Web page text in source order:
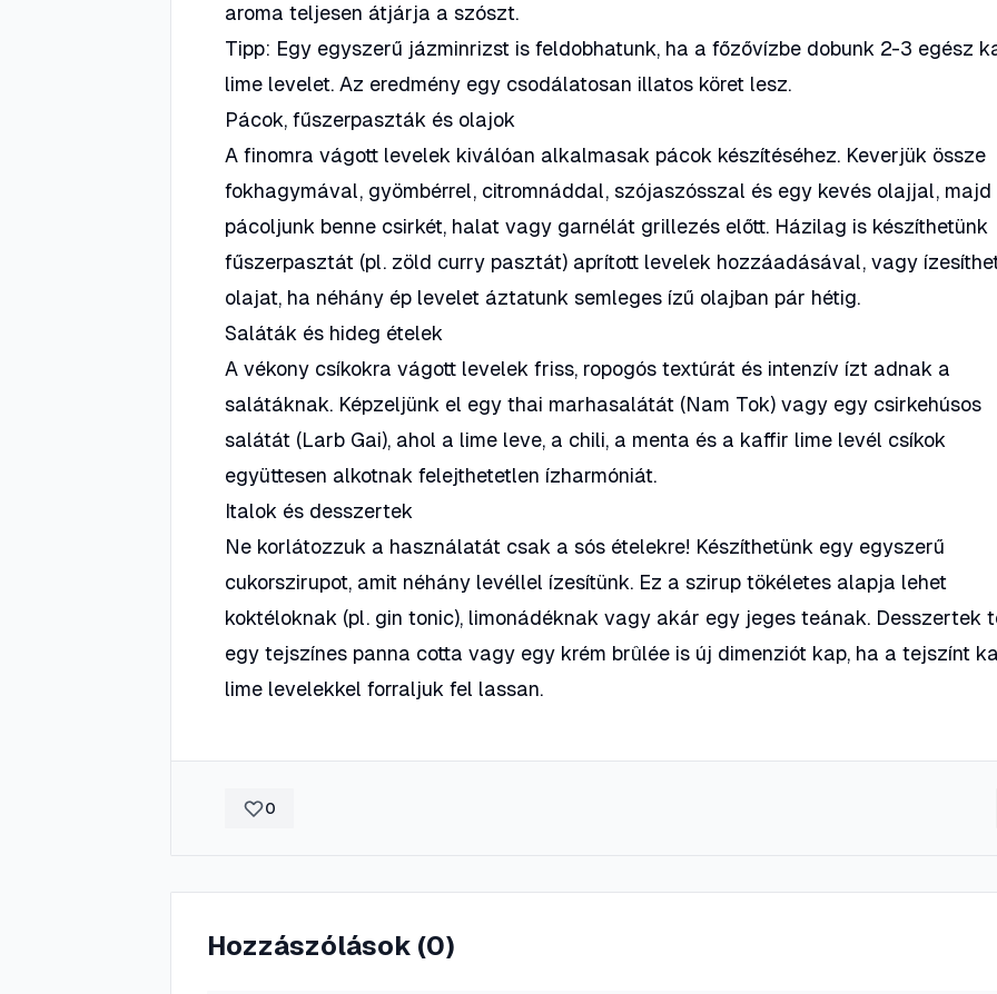
aroma teljesen átjárja a szószt.
Tipp: Egy egyszerű jázminrizst is feldobhatunk, ha a főzővízbe dobunk 2-3 egész
lime levelet. Az eredmény egy csodálatosan illatos köret lesz.
Pácok, fűszerpaszták és olajok
A finomra vágott levelek kiválóan alkalmasak pácok készítéséhez. Keverjük össze
fokhagymával, gyömbérrel, citromnáddal, szójaszósszal és egy kevés olajjal, majd
pácoljunk benne csirkét, halat vagy garnélát grillezés előtt. Házilag is készíthetünk
fűszerpasztát (pl. zöld curry pasztát) aprított levelek hozzáadásával, vagy
olajat, ha néhány ép levelet áztatunk semleges ízű olajban pár hétig.
Saláták és hideg ételek
A vékony csíkokra vágott levelek friss, ropogós textúrát és intenzív ízt adnak a
salátáknak. Képzeljünk el egy thai marhasalátát (Nam Tok) vagy egy csirkehúsos
salátát (Larb Gai), ahol a lime leve, a chili, a menta és a kaffir lime levél csíkok
együttesen alkotnak felejthetetlen ízharmóniát.
Italok és desszertek
Ne korlátozzuk a használatát csak a sós ételekre! Készíthetünk egy egyszerű
cukorszirupot, amit néhány levéllel ízesítünk. Ez a szirup tökéletes alapja lehet
koktéloknak (pl. gin tonic), limonádéknak vagy akár egy jeges teának. Desszertek
egy tejszínes panna cotta vagy egy krém brûlée is új dimenziót kap, ha a tejszínt
lime levelekkel forraljuk fel lassan.
0
Hozzászólások (0)